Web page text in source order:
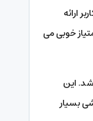
ارائه
رده امتیاز خوبی می
این
بسیار